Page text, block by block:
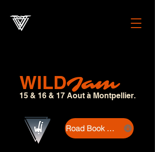
WILDJam
15 & 16 & 17 Aout à Montpellier.
Road Book 2025